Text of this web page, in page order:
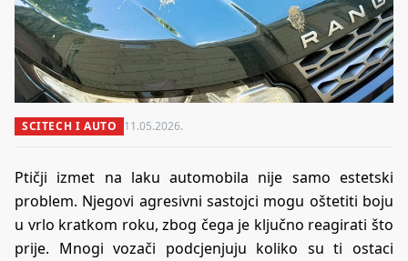
SCITECH I AUTO 11.05.2026.
Ptičji izmet na laku automobila nije samo estetski
problem. Njegovi agresivni sastojci mogu oštetiti boju
u vrlo kratkom roku, zbog čega je ključno reagirati što
prije. Mnogi vozači podcjenjuju koliko su ti ostaci